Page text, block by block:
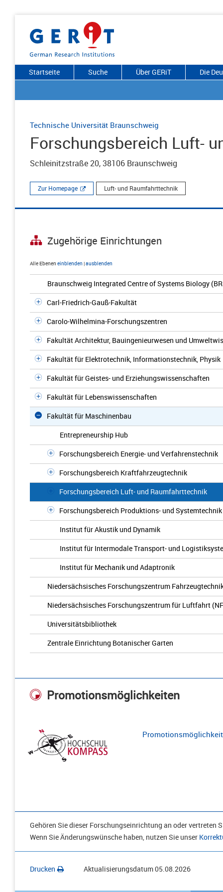
Startseite Suche Über GERiT Die
Technische Universität Braunschweig
Forschungsbereich Luft-
Schleinitzstraße 20, 38106 Braunschweig
Zur Homepage Luft- und Raumfahrttechnik
Zugehörige Einrichtungen
Alle Ebenen einblenden |ausblenden
Braunschweig Integrated Centre of Systems Biology
Carl-Friedrich-Gauß-Fakultät
Carolo-Wilhelmina-Forschungszentren
Fakultät Architektur, Bauingenieurwesen und
Fakultät für Elektrotechnik, Informationstechnik, Physik
Fakultät für Geistes- und Erziehungswissenschaften
Fakultät für Lebenswissenschaften
Fakultät für Maschinenbau
Entrepreneurship Hub
Forschungsbereich Energie- und Verfahrenstechnik
Forschungsbereich Kraftfahrzeugtechnik
Forschungsbereich Luft- und Raumfahrttechnik
Forschungsbereich Produktions- und Systemtechnik
Institut für Akustik und Dynamik
Institut für Intermodale Transport- und
Institut für Mechanik und Adaptronik
Niedersächsisches Forschungszentrum
Niedersächsisches Forschungszentrum für Luftfahrt
Universitätsbibliothek
Zentrale Einrichtung Botanischer Garten
Promotionsmöglichkeiten
Gehören Sie dieser Forschungseinrichtung an oder vertreten
Wenn Sie Änderungswünsche haben, nutzen Sie unser
Drucken Aktualisierungsdatum05.08.2026